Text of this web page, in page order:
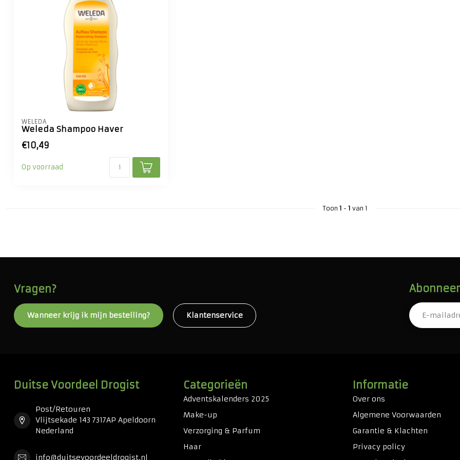
WELEDA
Weleda Shampoo Haver
€10,49
Op voorraad
Toon 1 - 1 van 1
Vragen?
Wanneer krijg ik mijn bestelling? Klantenservice
Duitse Voordeel Drogist
Post/Retouren
Vlijtsekade 143 7317AP Apeldoorn
Nederland
info@duitsevoordeeldrogist.nl
Categorieën
Adventskalenders 2025
Make-up
Verzorging & Parfum
Haar
Informatie
Over ons
Algemene Voorwaarden
Garantie & Klachten
Privacy policy